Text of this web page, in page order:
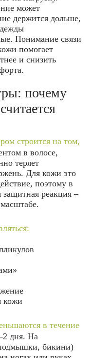
может
держится дольше,
Понимание связи
помогает
и снизить
почему
строится на том,
в волосе,
теряет
Для кожи это
поэтому в
защитная реакция –
кожи
в течение
2 дня. На
бикини)